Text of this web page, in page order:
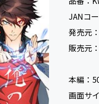
JANコ
発売元：
販売元：
本編：
画面サ